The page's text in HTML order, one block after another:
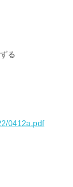
る
0412a.pdf